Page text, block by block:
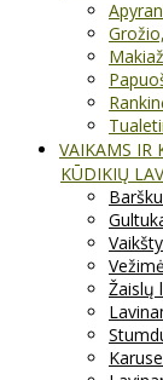
VAIKAMS IR
KŪDIKIŲ
Žaislų